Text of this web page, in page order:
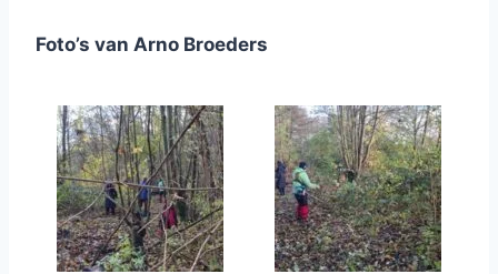
Foto’s van Arno Broeders